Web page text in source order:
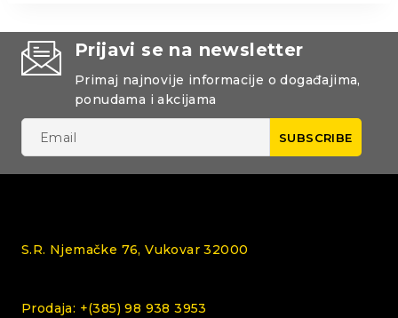
Prijavi se na newsletter
Primaj najnovije informacije o događajima,
ponudama i akcijama
S.R. Njemačke 76, Vukovar 32000
Prodaja: +(385) 98 938 3953